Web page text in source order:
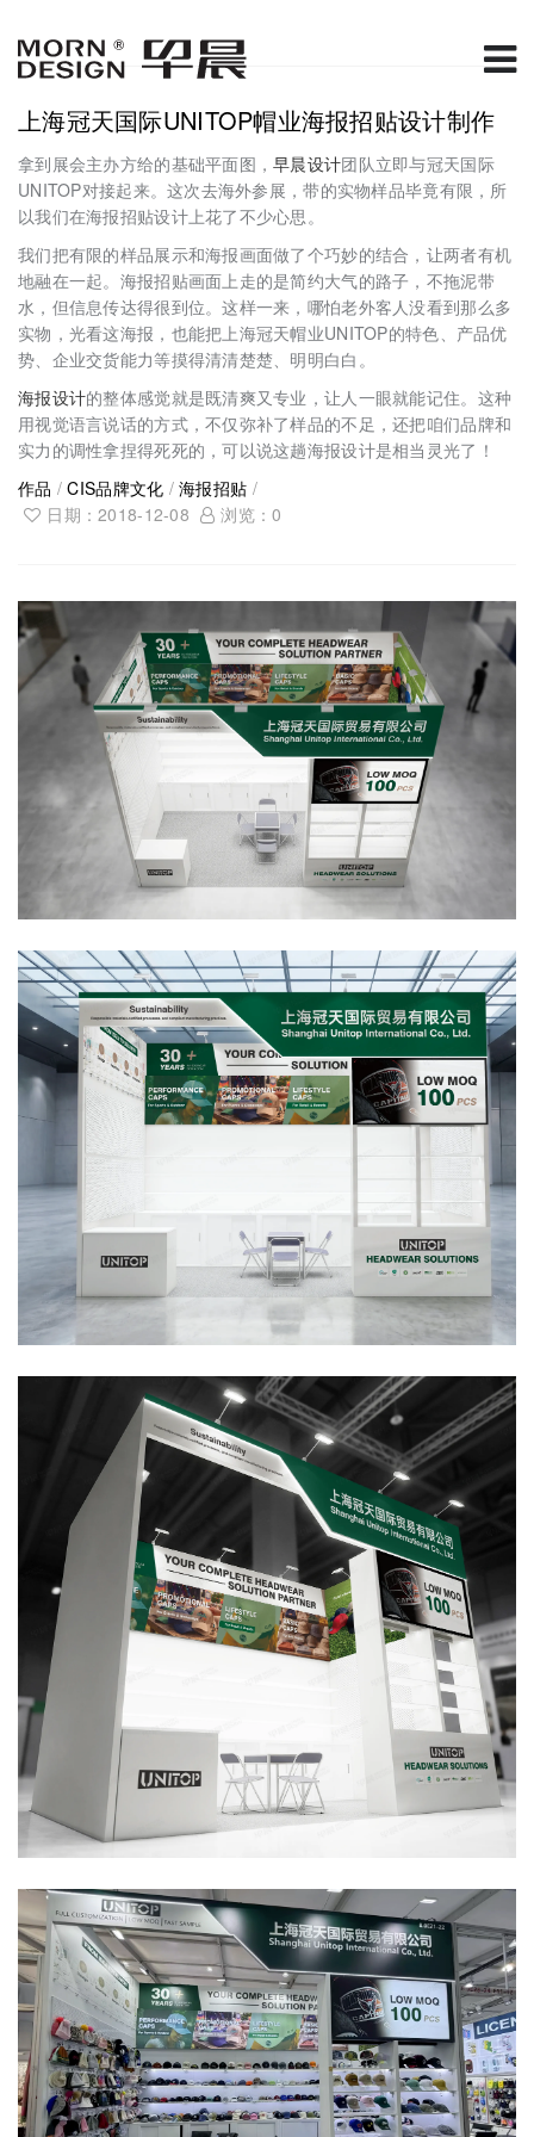
上海冠天国际UNITOP帽业海报招贴设计制作
拿到展会主办方给的基础平面图，早晨设计团队立即与冠天国际
UNITOP对接起来。这次去海外参展，带的实物样品毕竟有限，所
以我们在海报招贴设计上花了不少心思。
我们把有限的样品展示和海报画面做了个巧妙的结合，让两者有机
地融在一起。海报招贴画面上走的是简约大气的路子，不拖泥带
水，但信息传达得很到位。这样一来，哪怕老外客人没看到那么多
实物，光看这海报，也能把上海冠天帽业UNITOP的特色、产品优
势、企业交货能力等摸得清清楚楚、明明白白。
海报设计的整体感觉就是既清爽又专业，让人一眼就能记住。这种
用视觉语言说话的方式，不仅弥补了样品的不足，还把咱们品牌和
实力的调性拿捏得死死的，可以说这趟海报设计是相当灵光了！
作品 /CIS品牌文化 /海报招贴 /
日期：2018-12-08
浏览：0